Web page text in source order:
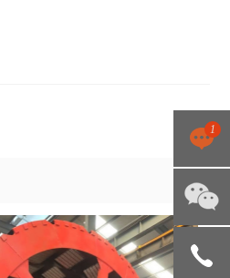
1
点击咨